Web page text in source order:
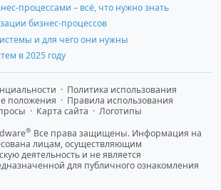
процессами – всё, что нужно знать
бизнес-процессов
и для чего они нужны
в 2025 году
· Политика использования
положения · Правила использования
· Карта сайта · Логотипы
® Все права защищены. Информация на
лицам, осуществляющим
деятельность и не является
для публичного ознакомления